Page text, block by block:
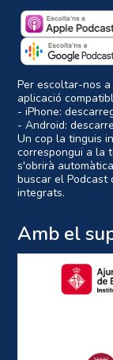
Per escoltar-nos
aplicació
- iPhone:
- Android:
Un cop la tinguis
correspongui a la
s'obrirà
buscar el Podcast
integrats.
Amb el